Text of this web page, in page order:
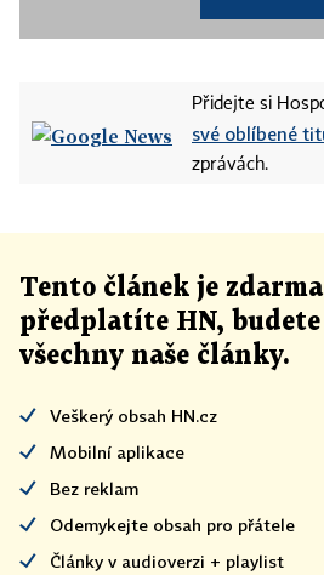
Přidejte si
své oblíbené
zprávách.
Tento článek je
předplatíte HN,
všechny naše články.
Veškerý obsah HN.cz
Mobilní aplikace
Bez reklam
Odemykejte obsah pro přátele
Články v audioverzi + playlist